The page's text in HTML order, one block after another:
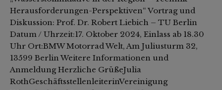
Herausforderungen-Perspektiven“ Vortrag und
Diskussion: Prof. Dr. Robert Liebich – TU Berlin
Datum / Uhrzeit:17. Oktober 2024, Einlass ab 18.30
Uhr Ort:BMW Motorrad Welt, Am Juliusturm 32,
13599 Berlin Weitere Informationen und
Anmeldung Herzliche GrüßeJulia
RothGeschäftsstellenleiterinVereinigung